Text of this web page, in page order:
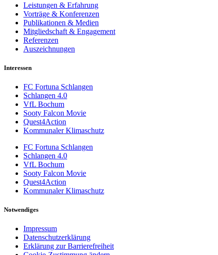
Leistungen & Erfahrung
Vorträge & Konferenzen
Publikationen & Medien
Mitgliedschaft & Engagement
Referenzen
Auszeichnungen
Interessen
FC Fortuna Schlangen
Schlangen 4.0
VfL Bochum
Sooty Falcon Movie
Quest4Action
Kommunaler Klimaschutz
FC Fortuna Schlangen
Schlangen 4.0
VfL Bochum
Sooty Falcon Movie
Quest4Action
Kommunaler Klimaschutz
Notwendiges
Impressum
Datenschutzerklärung
Erklärung zur Barrierefreiheit